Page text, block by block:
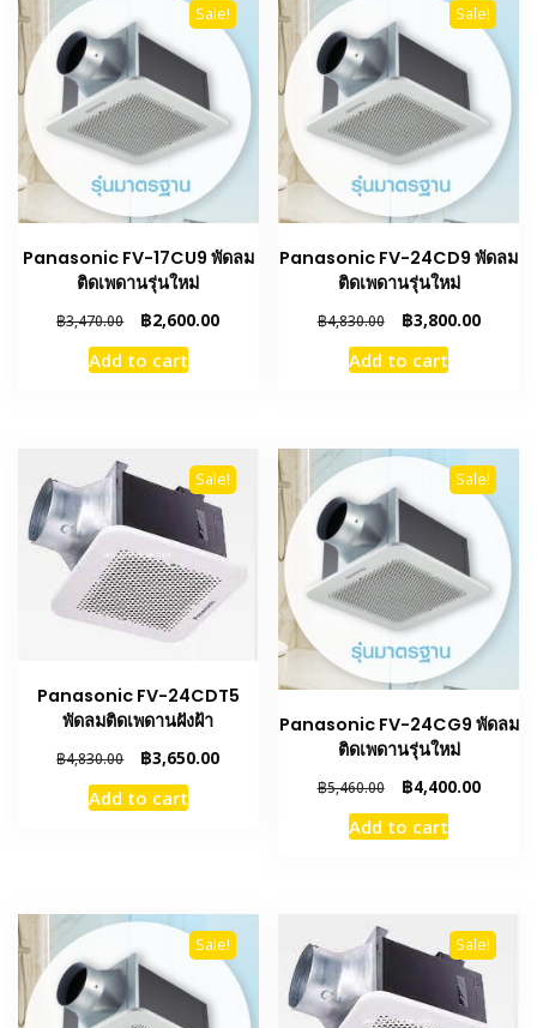
Sale!
Panasonic FV-17CU9 พัดลม
ติดเพดานรุ่นใหม่
฿3,470.00
Original
price
was:
฿2,600.00Current
Add to cart
Sale!
Panasonic FV-24CD9 พัดลม
ติดเพดานรุ่นใหม่
฿4,830.00
Original
price
was:
฿3,800.00Current
Add to cart
Sale!
Panasonic FV-24CDT5
พัดลมติดเพดานฝังฝ้า
฿4,830.00
Original
price
was:
฿3,650.00Current
Add to cart
Sale!
Panasonic FV-24CG9 พัดลม
ติดเพดานรุ่นใหม่
฿5,460.00
Original
price
was:
฿4,400.00Current
Add to cart
Sale! Sale!